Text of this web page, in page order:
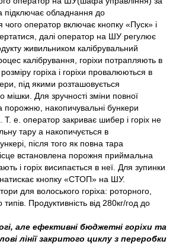
підключає обладнання до
чого оператор включає кнопку «Пуск» і
далі оператор на ШУ регулює
живильником калібрувальний
калібрування, горіхи потрапляють в
розміру горіха і горіхи провалюються в
під якими розташовується
Для зручності зміни повної
порожню, накопичувальні бункери
е. оператор закриває шибер і горіх не
тару а накопичується в
після того як повна тара
встановлена ​​порожня приймальна
і горіх висипається в неї. Для зупинки
кнопку «СТОП» на ШУ.
для волоського горіха: роторного,
Продуктивність від 280кг/год до
але ефективні бюджетні горіхи та
лінії закритого циклу з переробки